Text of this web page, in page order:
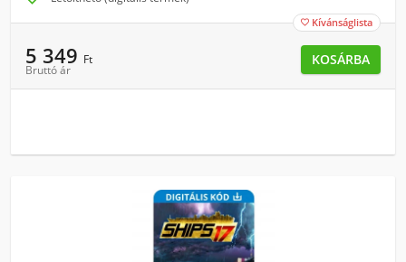
 Kívánságlista
5 349 Ft
Bruttó ár
KOSÁRBA